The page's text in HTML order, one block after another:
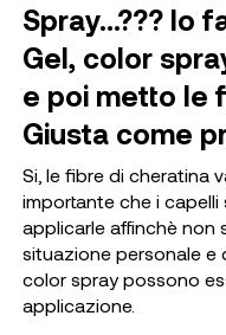
Spray…??? Io
Gel, color
e poi metto le
Giusta come
Si, le fibre di cheratina
importante che i
applicarle affinchè non
situazione personale e
color spray possono
applicazione.